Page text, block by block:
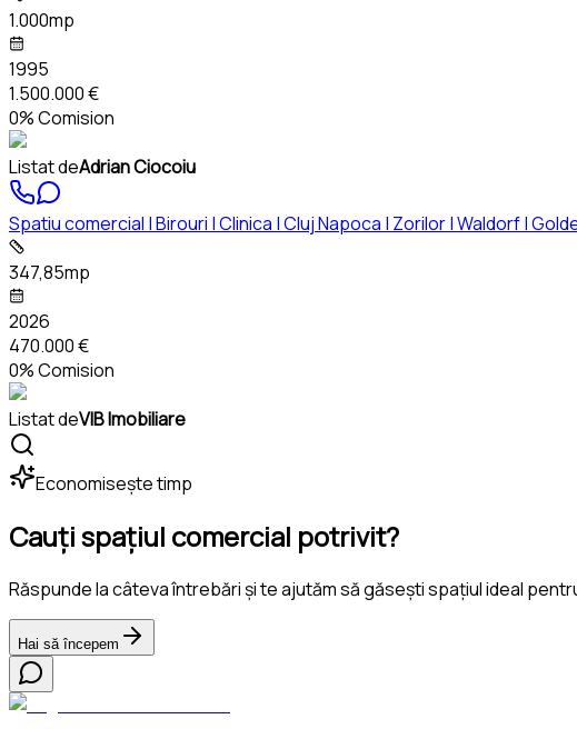
1.000mp
1995
1.500.000 €
0% Comision
Listat deAdrian Ciocoiu
Spatiu comercial | Birouri | Clinica | Cluj Napoca | Zorilor | Waldorf |
347,85mp
2026
470.000 €
0% Comision
Listat deVIB Imobiliare
Economisește timp
Cauți spațiul comercial potrivit?
Răspunde la câteva întrebări și te ajutăm să găsești spațiul ideal
Hai să începem